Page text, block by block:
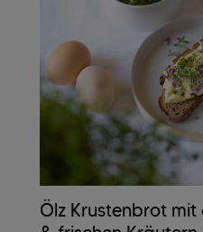
Ölz Krustenbrot